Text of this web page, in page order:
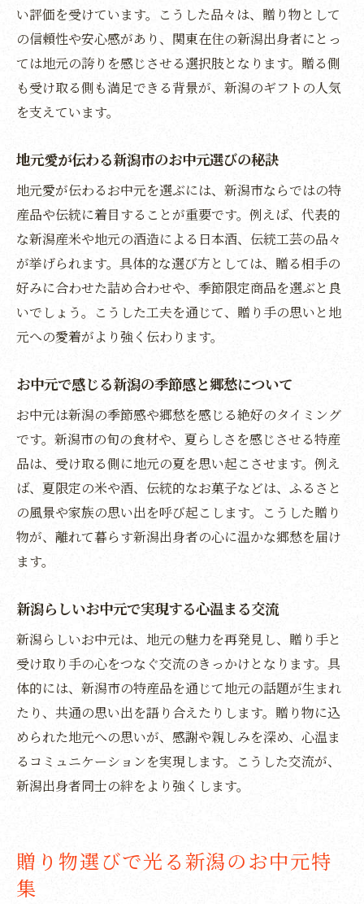
贈り物としての新潟ブランド力を徹底分析
高級感が伝わる新潟お中元の選び方とコツ
新潟の上質なお中元で特別感を演出する方
法
関東で話題の新潟高級贈答品の魅力を紹介
新潟市の特産品を活かしたお中元の選び方
贈る相手別におすすめする新潟お中元特集
新潟の旬を味わうお中元で季節感を演出
贈答品として人気の新潟お中元を徹底解説
お中元で伝える新潟らしさとその魅力とは
関東で評価される新潟特産お中元のポイン
旬の新潟らしいお中元で季節感を届ける
お中元にぴったりな新潟旬の食材を厳選解
説
新潟ならではの季節感をお中元で贈るコツ
旬の味覚で喜ばれる新潟市のお中元選び
季節限定の新潟お中元が人気の理由とは
新潟のおしゃれな贈答品がお中元に最適
お中元で選ばれるおしゃれな新潟ギフト特
集
見た目も華やかな新潟市のお中元を提案
センスが光る新潟贈答品で印象アップの秘
訣
お中元の包装やデザインで新潟らしさを演
出
関東で話題のおしゃれ新潟お中元をご紹介
い評価を受けています。こうした品々は、贈り物として
の信頼性や安心感があり、関東在住の新潟出身者にとっ
ては地元の誇りを感じさせる選択肢となります。贈る側
も受け取る側も満足できる背景が、新潟のギフトの人気
を支えています。
地元愛が伝わる新潟市のお中元選びの秘訣
地元愛が伝わるお中元を選ぶには、新潟市ならではの特
産品や伝統に着目することが重要です。例えば、代表的
な新潟産米や地元の酒造による日本酒、伝統工芸の品々
が挙げられます。具体的な選び方としては、贈る相手の
好みに合わせた詰め合わせや、季節限定商品を選ぶと良
いでしょう。こうした工夫を通じて、贈り手の思いと地
元への愛着がより強く伝わります。
お中元で感じる新潟の季節感と郷愁について
お中元は新潟の季節感や郷愁を感じる絶好のタイミング
です。新潟市の旬の食材や、夏らしさを感じさせる特産
品は、受け取る側に地元の夏を思い起こさせます。例え
ば、夏限定の米や酒、伝統的なお菓子などは、ふるさと
の風景や家族の思い出を呼び起こします。こうした贈り
物が、離れて暮らす新潟出身者の心に温かな郷愁を届け
ます。
新潟らしいお中元で実現する心温まる交流
新潟らしいお中元は、地元の魅力を再発見し、贈り手と
受け取り手の心をつなぐ交流のきっかけとなります。具
体的には、新潟市の特産品を通じて地元の話題が生まれ
たり、共通の思い出を語り合えたりします。贈り物に込
められた地元への思いが、感謝や親しみを深め、心温ま
るコミュニケーションを実現します。こうした交流が、
新潟出身者同士の絆をより強くします。
贈り物選びで光る新潟のお中元特
集